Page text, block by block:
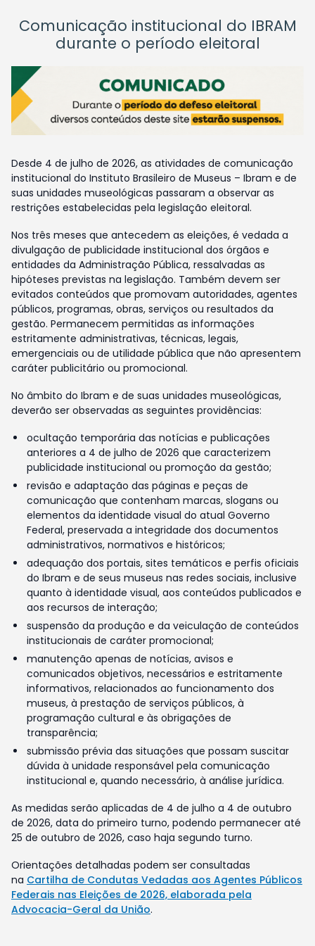
Comunicação institucional do IBRAM
durante o período eleitoral
Desde 4 de julho de 2026, as atividades de comunicação
institucional do Instituto Brasileiro de Museus – Ibram e de
suas unidades museológicas passaram a observar as
restrições estabelecidas pela legislação eleitoral.
Nos três meses que antecedem as eleições, é vedada a
divulgação de publicidade institucional dos órgãos e
entidades da Administração Pública, ressalvadas as
hipóteses previstas na legislação. Também devem ser
evitados conteúdos que promovam autoridades, agentes
públicos, programas, obras, serviços ou resultados da
gestão. Permanecem permitidas as informações
estritamente administrativas, técnicas, legais,
emergenciais ou de utilidade pública que não apresentem
caráter publicitário ou promocional.
No âmbito do Ibram e de suas unidades museológicas,
deverão ser observadas as seguintes providências:
ocultação temporária das notícias e publicações
anteriores a 4 de julho de 2026 que caracterizem
publicidade institucional ou promoção da gestão;
revisão e adaptação das páginas e peças de
comunicação que contenham marcas, slogans ou
elementos da identidade visual do atual Governo
Federal, preservada a integridade dos documentos
administrativos, normativos e históricos;
adequação dos portais, sites temáticos e perfis oficiais
do Ibram e de seus museus nas redes sociais, inclusive
quanto à identidade visual, aos conteúdos publicados e
aos recursos de interação;
suspensão da produção e da veiculação de conteúdos
institucionais de caráter promocional;
manutenção apenas de notícias, avisos e
comunicados objetivos, necessários e estritamente
informativos, relacionados ao funcionamento dos
museus, à prestação de serviços públicos, à
programação cultural e às obrigações de
transparência;
submissão prévia das situações que possam suscitar
dúvida à unidade responsável pela comunicação
institucional e, quando necessário, à análise jurídica.
As medidas serão aplicadas de 4 de julho a 4 de outubro
de 2026, data do primeiro turno, podendo permanecer até
25 de outubro de 2026, caso haja segundo turno.
Orientações detalhadas podem ser consultadas
na Cartilha de Condutas Vedadas aos Agentes Públicos
Federais nas Eleições de 2026, elaborada pela
Advocacia-Geral da União.